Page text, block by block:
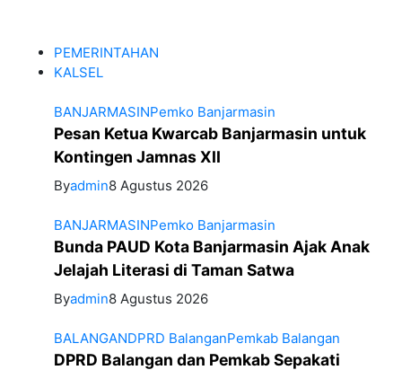
PEMERINTAHAN
KALSEL
BANJARMASINPemko Banjarmasin
Pesan Ketua Kwarcab Banjarmasin untuk
Kontingen Jamnas XII
Byadmin8 Agustus 2026
BANJARMASINPemko Banjarmasin
Bunda PAUD Kota Banjarmasin Ajak Anak
Jelajah Literasi di Taman Satwa
Byadmin8 Agustus 2026
BALANGANDPRD BalanganPemkab Balangan
DPRD Balangan dan Pemkab Sepakati